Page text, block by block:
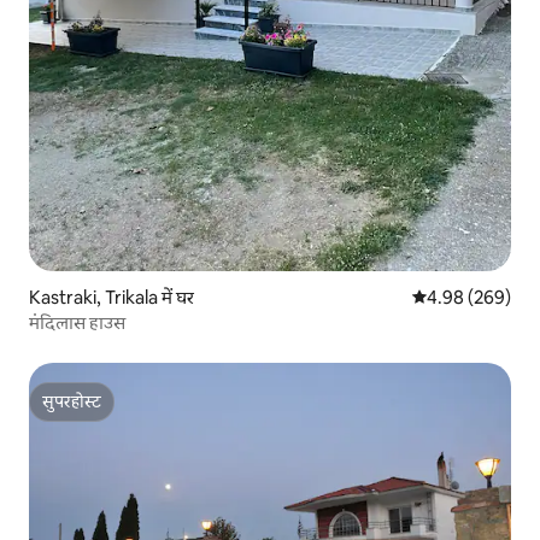
Kastraki, Trikala में घर औसत रेटिंग 5 में से
4.98 (269)
मंदिलास हाउस
सुपरहोस्ट
सुपरहोस्ट